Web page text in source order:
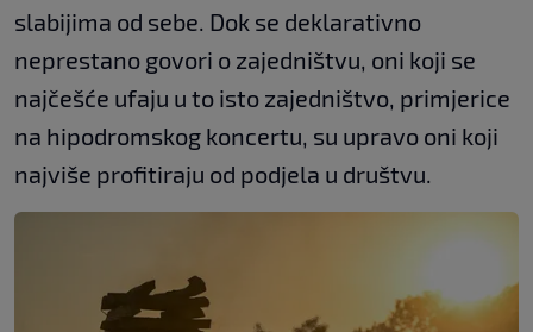
slabijima od sebe. Dok se deklarativno
neprestano govori o zajedništvu, oni koji se
najčešće ufaju u to isto zajedništvo, primjerice
na hipodromskog koncertu, su upravo oni koji
najviše profitiraju od podjela u društvu.